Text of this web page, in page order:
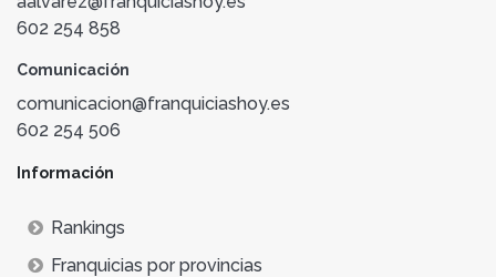
602 254 858
Comunicación
comunicacion@franquiciashoy.es
602 254 506
Información
Rankings
Franquicias por provincias